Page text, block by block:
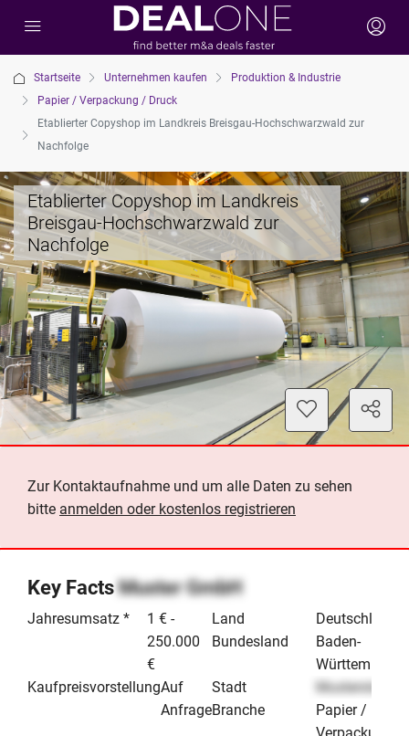
Startseite Unternehmen kaufen
Produktion & Industrie
Papier / Verpackung / Druck
Etablierter Copyshop im Landkreis Breisgau-Hochschwarzwald zur
Nachfolge
Etablierter Copyshop im Landkreis
Breisgau-Hochschwarzwald zur
Nachfolge
Zur Kontaktaufnahme und um alle Daten zu sehen
bitte anmelden oder kostenlos registrieren
Key FactsMuster GmbH
Jahresumsatz *
1 € -
250.000
€
KaufpreisvorstellungAuf
Anfrage
Land
Deutschland
Bundesland
Baden-
Württemberg
Stadt
Musterstadt
Branche
Papier /
Verpackung